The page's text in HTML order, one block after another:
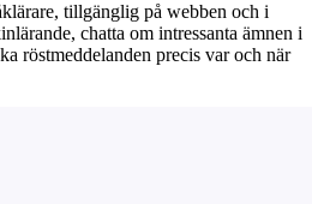
tillgänglig på webben och i
chatta om intressanta ämnen i
röstmeddelanden precis var och när